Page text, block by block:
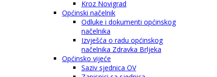
Kroz Novigrad
Općinski načelnik
Odluke i dokumenti općinskog
načelnika
Izvješća o radu općinskog
načelnika Zdravka Brljeka
Općinsko vijeće
Saziv sjednica OV